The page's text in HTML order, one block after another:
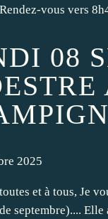
vous vers
08
2025
et à tous, Je
septembre)....